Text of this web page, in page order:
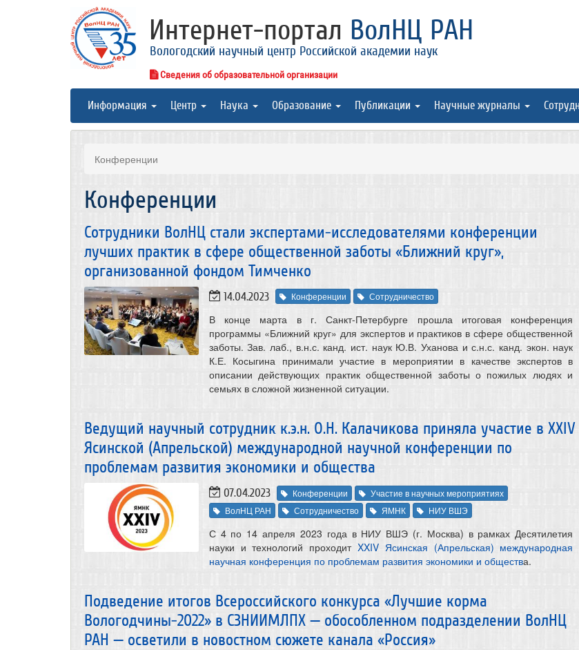
Интернет-портал ВолНЦ РАН
Вологодский научный центр Российской академии наук
Сведения об образовательной организации
Информация Центр Наука Образование Публикации Научные журналы
Конференции
Конференции
Сотрудники ВолНЦ стали экспертами-исследователями конференции
лучших практик в сфере общественной заботы «Ближний круг»,
организованной фондом Тимченко
14.04.2023 Конференции Сотрудничество
В конце марта в г. Санкт-Петербурге прошла итоговая конференция
программы «Ближний круг» для экспертов и практиков в сфере общественной
заботы. Зав. лаб., в.н.с. канд. ист. наук Ю.В. Уханова и с.н.с. канд. экон. наук
К.Е. Косыгина принимали участие в мероприятии в качестве экспертов в
описании действующих практик общественной заботы о пожилых людях и
семьях в сложной жизненной ситуации.
Ведущий научный сотрудник к.э.н. О.Н. Калачикова приняла участие в XXIV
Ясинской (Апрельской) международной научной конференции по
проблемам развития экономики и общества
07.04.2023 Конференции
Участие в научных мероприятиях
ВолНЦ РАН
Сотрудничество ЯМНК НИУ ВШЭ
С 4 по 14 апреля 2023 года в НИУ ВШЭ (г. Москва) в рамках Десятилетия
науки и технологий проходит XXIV Ясинская (Апрельская) международная
научная конференция по проблемам развития экономики и общества.
Подведение итогов Всероссийского конкурса «Лучшие корма
Вологодчины-2022» в СЗНИИМЛПХ — обособленном подразделении ВолНЦ
РАН — осветили в новостном сюжете канала «Россия»